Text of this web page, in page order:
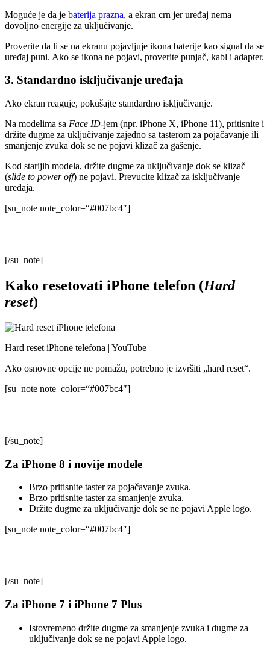
Moguće je da je baterija prazna, a ekran crn jer uređaj nema
dovoljno energije za uključivanje.
Proverite da li se na ekranu pojavljuje ikona baterije kao signal da se
uređaj puni. Ako se ikona ne pojavi, proverite punjač, kabl i adapter.
3. Standardno isključivanje uređaja
Ako ekran reaguje, pokušajte standardno isključivanje.
Na modelima sa Face ID-jem (npr. iPhone X, iPhone 11), pritisnite i
držite dugme za uključivanje zajedno sa tasterom za pojačavanje ili
smanjenje zvuka dok se ne pojavi klizač za gašenje.
Kod starijih modela, držite dugme za uključivanje dok se klizač
(slide to power off) ne pojavi. Prevucite klizač za isključivanje
uređaja.
[su_note note_color=“#007bc4″]
[/su_note]
Kako resetovati iPhone telefon (Hard
reset)
Hard reset iPhone telefona | YouTube
Ako osnovne opcije ne pomažu, potrebno je izvršiti „hard reset“.
[su_note note_color=“#007bc4″]
[/su_note]
Za iPhone 8 i novije modele
Brzo pritisnite taster za pojačavanje zvuka.
Brzo pritisnite taster za smanjenje zvuka.
Držite dugme za uključivanje dok se ne pojavi Apple logo.
[su_note note_color=“#007bc4″]
[/su_note]
Za iPhone 7 i iPhone 7 Plus
Istovremeno držite dugme za smanjenje zvuka i dugme za
uključivanje dok se ne pojavi Apple logo.